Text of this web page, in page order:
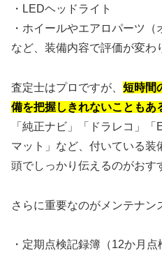
・LEDヘッドライト
・ホイールやエアロパーツ（
など、装備内容で評価が変わ
査定士はプロですが、 短時間
備を把握しきれないこともあ
「純正ナビ」「ドラレコ」
マット」など、付いている装
頭でしっかり伝えるのがおす
さらに重要なのがメンテナン
・定期点検記録簿（12か月点